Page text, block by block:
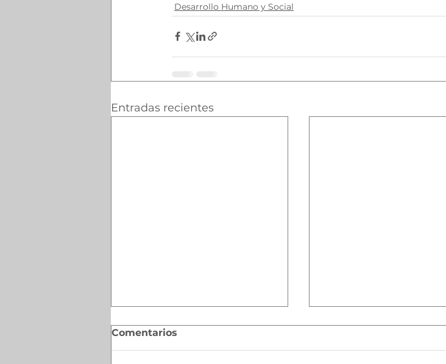
Desarrollo Humano y Social
Entradas recientes
Comentarios